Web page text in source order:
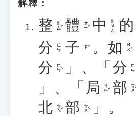
解釋：
整 ㄓㄥˇ 體 ㄊㄧˇ 中 ㄓㄨㄥ 的
分 ㄈㄣ 子 ㄗˇ 。 如 ㄖㄨˊ
分 ㄈㄣˋ 」、「 分 ㄈㄣ
」、「 局 ㄐㄩˊ 部 ㄅㄨˋ
北 ㄅㄟˇ 部 ㄅㄨˋ
」。